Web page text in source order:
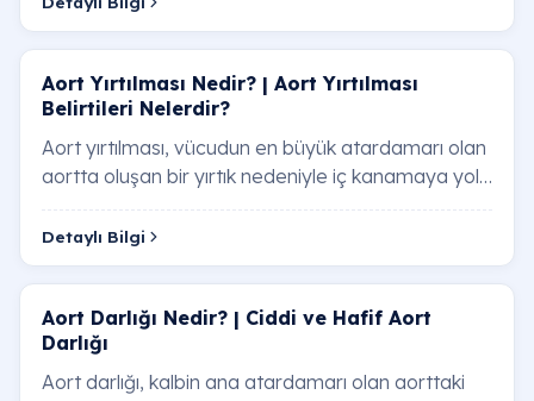
Aort Yırtılması Nedir? | Aort Yırtılması
Belirtileri Nelerdir?
Aort yırtılması, vücudun en büyük atardamarı olan
aortta oluşan bir yırtık nedeniyle iç kanamaya yol
açan ciddi bir durumdur. Aort yırtılmas…
Detaylı Bilgi
Aort Darlığı Nedir? | Ciddi ve Hafif Aort
Darlığı
Aort darlığı, kalbin ana atardamarı olan aorttaki